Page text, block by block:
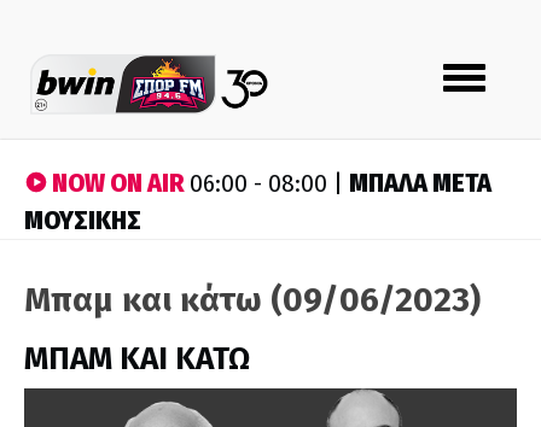
Toggle
navigation
NOW ON AIR06:00 - 08:00 | ΜΠΑΛΑ ΜΕΤΑ
ΜΟΥΣΙΚΗΣ
Μπαμ και κάτω (09/06/2023)
ΜΠΑΜ ΚΑΙ ΚΑΤΩ